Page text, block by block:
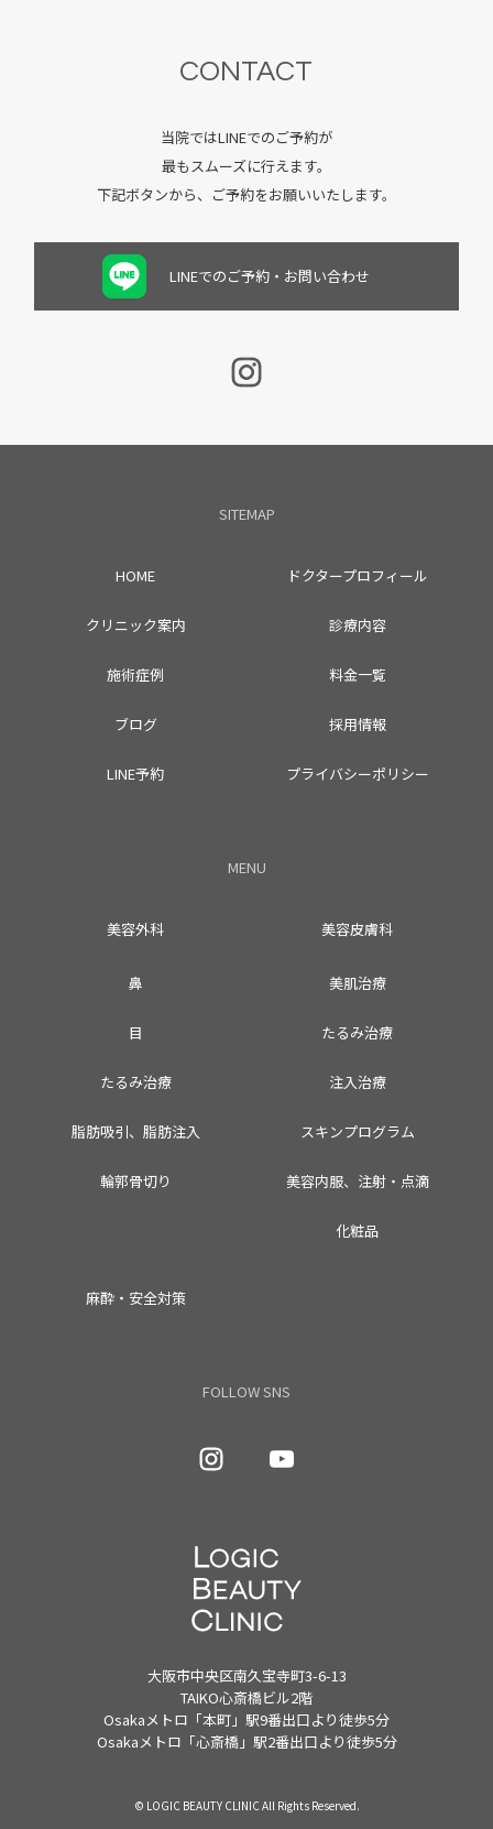
CONTACT
当院ではLINEでのご予約が
最もスムーズに行えます。
下記ボタンから、ご予約をお願いいたします。
LINEでのご予約・お問い合わせ
SITEMAP
HOME ドクタープロフィール
クリニック案内 診療内容
施術症例 料金一覧
ブログ 採用情報
LINE予約 プライバシーポリシー
MENU
美容外科
鼻
目
たるみ治療
脂肪吸引、脂肪注入
輪郭骨切り
美容皮膚科
美肌治療
たるみ治療
注入治療
スキンプログラム
美容内服、注射・点滴
化粧品
麻酔・安全対策
FOLLOW SNS
大阪市中央区南久宝寺町3-6-13
TAIKO心斎橋ビル2階
Osakaメトロ「本町」駅9番出口より徒歩5分
Osakaメトロ「心斎橋」駅2番出口より徒歩5分
© LOGIC BEAUTY CLINIC All Rights Reserved.